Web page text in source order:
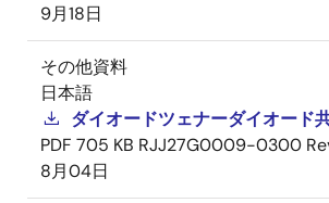
9月18日
その他資料
日本語
ダイオードツェナーダイオード
PDF 705 KB RJJ27G0009-0300
8月04日